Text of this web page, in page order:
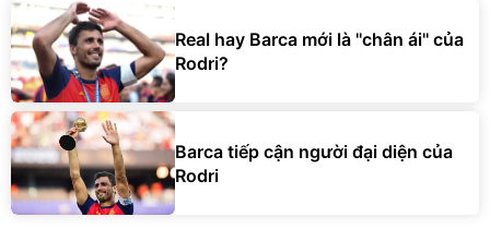
Real hay Barca mới là ''chân ái'' của
Rodri?
Barca tiếp cận người đại diện của
Rodri